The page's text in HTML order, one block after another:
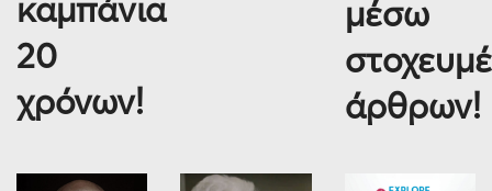
καμπάνια
20
χρόνων!
μέσω
άρθρων!